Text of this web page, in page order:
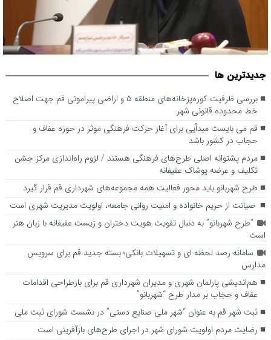
حجاب در کشور باشد
جديدترين ها
بررسی ظرفیت کوره‌پزخانه‌های منطقه ۵ و اراضی پیرامونی قم جهت اصلاح
خط محدوده قانونی شهر
قم می بایست مبدأیی برای آغاز حرکت فرهنگی موثر در حوزه عفاف و
حجاب در کشور باشد
مردم پشتوانه اصلی طرح‌های فرهنگی هستند / لزوم راه‌اندازی مرکز جشن
تکلیف و عرضه پوشاک عفیفانه
طرح شهربانو باید محور فعالیت همه مجموعه‌های شهرداری قم قرار گیرد
صیانت از حریم خانواده و امنیت روانی جامعه، اولویت مدیریت شهری است
“طرح شهربانو” به دنبال تقویت هویت دختران و زیست عفیفانه با زبان هنر
است
سامانه رصد لحظه ای و تسهیلات بانکی؛ بسته جدید قم برای سرویس
مدارس
هم‌اندیشی پارلمان شهری و مدیران شهرداری قم برای بازطراحی اقدامات
عفاف و حجاب بر مدار طرح “شهربانو”
ثبت شهر قم به عنوان “شهر ملی صنایع دستی” در نشست شورای ثبت ملی
رضایت مردم اولویت شورای شهر در اجرای طرح‌های بازآفرینی است